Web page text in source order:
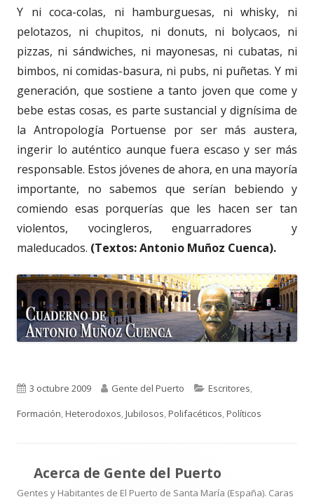
Y ni coca-colas, ni hamburguesas, ni whisky, ni
pelotazos, ni chupitos, ni donuts, ni bolycaos, ni
pizzas, ni sándwiches, ni mayonesas, ni cubatas, ni
bimbos, ni comidas-basura, ni pubs, ni puñetas. Y mi
generación, que sostiene a tanto joven que come y
bebe estas cosas, es parte sustancial y dignísima de
la Antropología Portuense por ser más austera,
ingerir lo auténtico aunque fuera escaso y ser más
responsable. Estos jóvenes de ahora, en una mayoría
importante, no sabemos que serían bebiendo y
comiendo esas porquerías que les hacen ser tan
violentos, vocingleros, enguarradores y
maleducados. (Textos: Antonio Muñoz Cuenca).
Publicado
el
3 octubre 2009 Autor
Gente del Puerto Categorías
Escritores,
Formación,Heterodoxos,Jubilosos,Polifacéticos,Políticos
Acerca de Gente del Puerto
Gentes y Habitantes de El Puerto de Santa María (España). Caras